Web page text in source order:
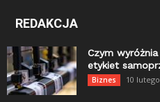
REDAKCJA
Czym
etykiet
Biznes 10